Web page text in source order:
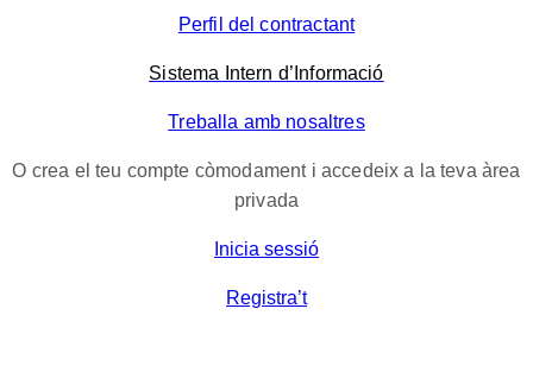
Perfil del contractant
Sistema Intern d’Informació
Treballa amb nosaltres
O crea el teu compte còmodament i accedeix a la teva àrea
privada
Inicia sessió
Registra’t